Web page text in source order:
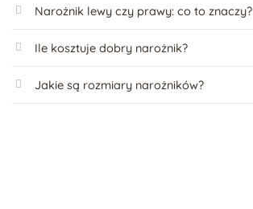
Narożnik lewy czy prawy: co to znaczy?
Ile kosztuje dobry narożnik?
Jakie są rozmiary narożników?